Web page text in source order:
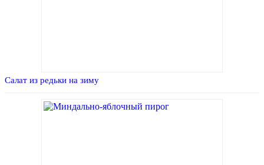
Салат из редьки на зиму